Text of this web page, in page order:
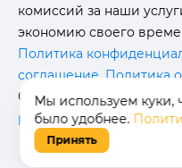
комиссий за наши
экономию своего
Политика
соглашение Политика
Отписаться от
рассылокот данного
Мы используем куки,
было удобнее.
Принять